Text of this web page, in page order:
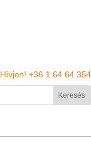
Hívjon! +36 1 64 64 354